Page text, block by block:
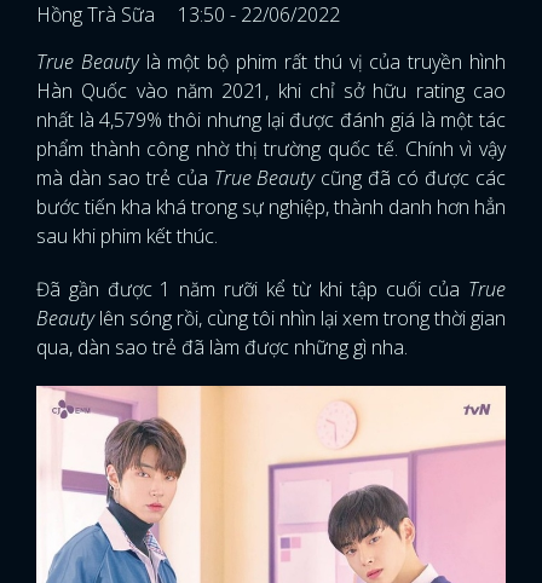
Hồng Trà Sữa
13:50 - 22/06/2022
True Beautylà một bộ phim rất thú vị của truyền hình
Hàn Quốc vào năm 2021, khi chỉ sở hữu rating cao
nhất là 4,579% thôi nhưng lại được đánh giá là một tác
phẩm thành công nhờ thị trường quốc tế. Chính vì vậy
mà dàn sao trẻ của True Beautycũng đã có được các
bước tiến kha khá trong sự nghiệp, thành danh hơn hẳn
sau khi phim kết thúc.
Đã gần được 1 năm rưỡi kể từ khi tập cuối của True
Beautylên sóng rồi, cùng tôi nhìn lại xem trong thời gian
qua, dàn sao trẻ đã làm được những gì nha.